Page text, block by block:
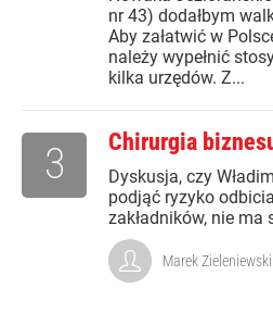
nr 43) dodałbym
Aby załatwić w
należy wypełnić
kilka urzędów. Z...
Chirurgia
Dyskusja, czy
podjąć ryzyko
zakładników, nie ma
3
Marek Zieleniewski